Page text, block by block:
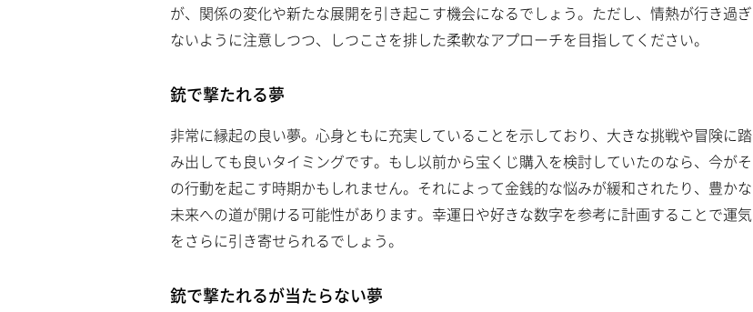
が、関係の変化や新たな展開を引き起こす機会になるでしょう。ただし、情熱が行き過ぎ
ないように注意しつつ、しつこさを排した柔軟なアプローチを目指してください。
銃で撃たれる夢
非常に縁起の良い夢。心身ともに充実していることを示しており、大きな挑戦や冒険に踏
み出しても良いタイミングです。もし以前から宝くじ購入を検討していたのなら、今がそ
の行動を起こす時期かもしれません。それによって金銭的な悩みが緩和されたり、豊かな
未来への道が開ける可能性があります。幸運日や好きな数字を参考に計画することで運気
をさらに引き寄せられるでしょう。
銃で撃たれるが当たらない夢